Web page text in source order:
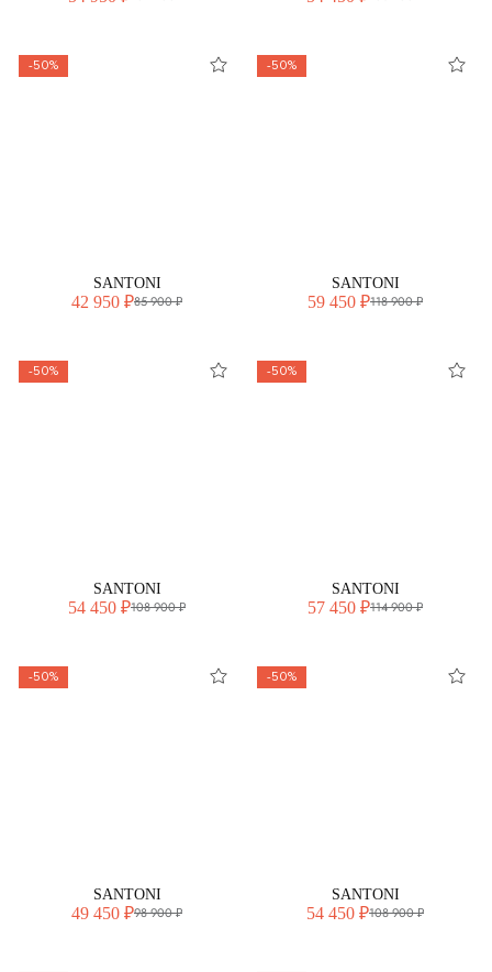
-50%
SANTONI
42 950 ₽85 900 ₽
-50%
SANTONI
59 450 ₽118 900 ₽
-50%
SANTONI
54 450 ₽108 900 ₽
-50%
SANTONI
57 450 ₽114 900 ₽
-50%
SANTONI
49 450 ₽98 900 ₽
-50%
SANTONI
54 450 ₽108 900 ₽